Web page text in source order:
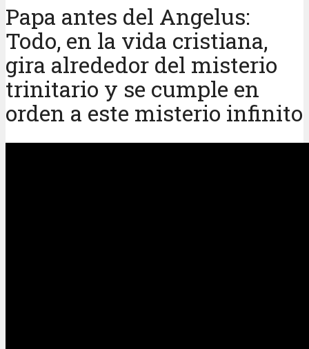
Papa antes del Angelus:
Todo, en la vida cristiana,
gira alrededor del misterio
trinitario y se cumple en
orden a este misterio infinito